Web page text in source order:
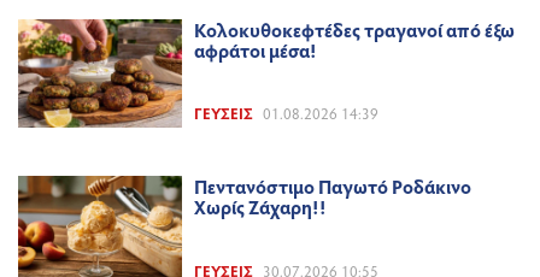
Κολοκυθοκεφτέδες τραγανοί από έξω
αφράτοι μέσα!
ΓΕΎΣΕΙΣ 01.08.2026 14:39
Πεντανόστιμο Παγωτό Ροδάκινο
Χωρίς Ζάχαρη!!
ΓΕΎΣΕΙΣ 30.07.2026 10:55